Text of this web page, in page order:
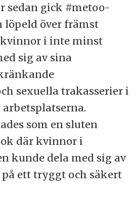
sedan gick #metoo-
löpeld över främst
i inte minst
sig av sina
sexuella trakasserier i
arbetsplatserna.
som en sluten
där kvinnor i
kunde dela med sig av
ett tryggt och säkert